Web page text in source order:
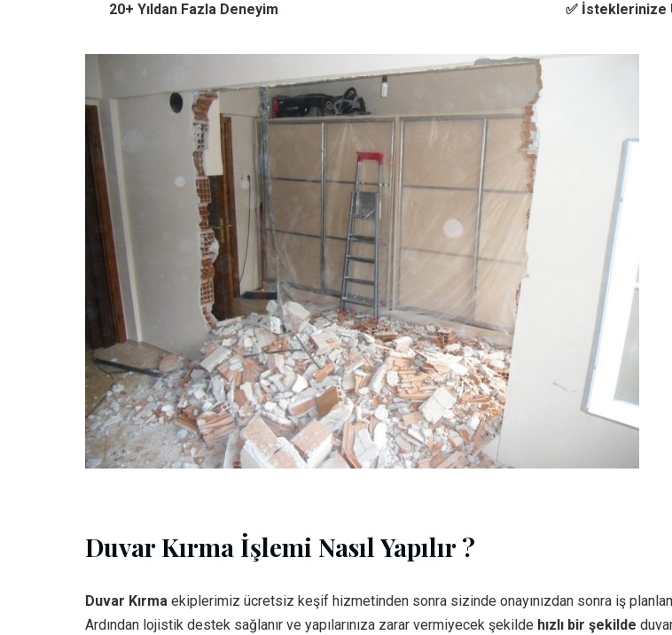
20+ Yıldan Fazla Deneyim
✅ İsteklerinize
Duvar Kırma İşlemi Nasıl Yapılır ?
Duvar Kırma ekiplerimiz ücretsiz keşif hizmetinden sonra sizinde onayınızdan sonra iş
Ardından lojistik destek sağlanır ve yapılarınıza zarar vermiyecek şekilde hızlı bir şekilde